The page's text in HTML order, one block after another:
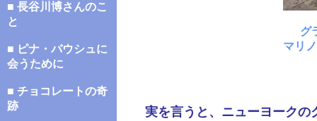
■ 長谷川博さんのこ
と
■ ピナ・バウシュに
会うために
■ チョコレートの奇
跡
グ
マリ
実を言うと、ニューヨークの